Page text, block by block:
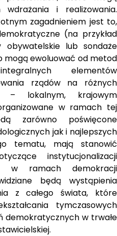
i realizowania.
zagadnieniem jest to,
(na przykład
obywatelskie lub sondaże
mogą ewoluować od metod
elementów
rządów na różnych
– lokalnym, krajowym
w ramach tej
zarówno poświęcone
jak i najlepszych
tematu, mają stanowić
instytucjonalizacji
w ramach demokracji
będą wystąpienia
z całego świata, które
tymczasowych
demokratycznych w trwałe